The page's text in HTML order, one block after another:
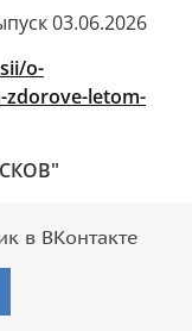
03.06.2026
o-
zdorove-letom-
в ВКонтакте